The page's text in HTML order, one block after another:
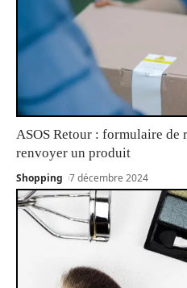
ASOS Retour : formulaire de
renvoyer un produit
Shopping 7 décembre 2024